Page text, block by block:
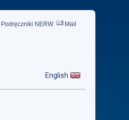
Podręczniki NERW Mail
English